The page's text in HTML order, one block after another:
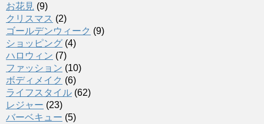
お花見 (9)
クリスマス (2)
ゴールデンウィーク (9)
ショッピング (4)
ハロウィン (7)
ファッション (10)
ボディメイク (6)
ライフスタイル (62)
レジャー (23)
バーベキュー (5)